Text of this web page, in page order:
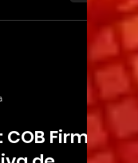
Firma